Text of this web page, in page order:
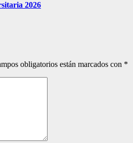
2026
obligatorios están marcados con *